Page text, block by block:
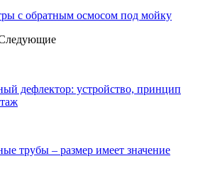
с обратным осмосом под мойку
дефлектор: устройство, принцип
трубы – размер имеет значение